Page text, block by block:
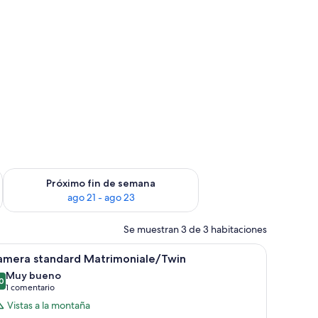
semana, ago 14 - ago 16
Próximo fin de semana
ago 21 - ago 23
Consulta la disponibilidad para el próximo fin de semana,
Se muestran 3 de 3 habitaciones
caja fuerte, sistema de insonorización y cunas (de pago)
Una cama doble con sábanas blancas, dos
6 standard Matrimoniale/Twin
de 10
Muy bueno
1 comentario
(1 comentario)
Vistas a la montaña